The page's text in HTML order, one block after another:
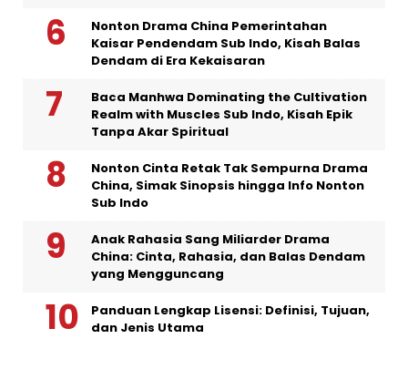
Nonton Drama China Pemerintahan
Kaisar Pendendam Sub Indo, Kisah Balas
Dendam di Era Kekaisaran
Baca Manhwa Dominating the Cultivation
Realm with Muscles Sub Indo, Kisah Epik
Tanpa Akar Spiritual
Nonton Cinta Retak Tak Sempurna Drama
China, Simak Sinopsis hingga Info Nonton
Sub Indo
Anak Rahasia Sang Miliarder Drama
China: Cinta, Rahasia, dan Balas Dendam
yang Mengguncang
Panduan Lengkap Lisensi: Definisi, Tujuan,
dan Jenis Utama